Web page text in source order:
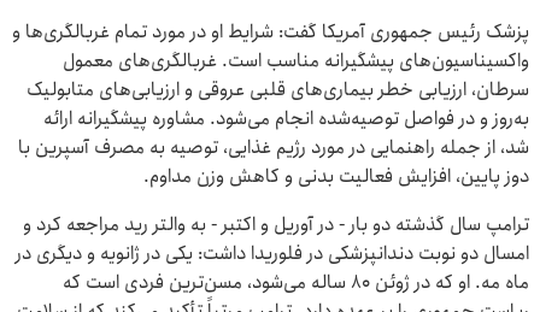
پزشک رئیس جمهوری آمریکا گفت: شرایط او در مورد تمام غربالگری‌ها و
واکسیناسیون‌های پیشگیرانه مناسب است. غربالگری‌های معمول
سرطان، ارزیابی خطر بیماری‌های قلبی عروقی و ارزیابی‌های متابولیک
به‌روز و در فواصل توصیه‌شده انجام می‌شود. مشاوره پیشگیرانه ارائه
شد، از جمله راهنمایی در مورد رژیم غذایی، توصیه به مصرف آسپرین با
دوز پایین، افزایش فعالیت بدنی و کاهش وزن مداوم.
ترامپ سال گذشته دو بار - در آوریل و اکتبر - به والتر رید مراجعه کرد و
امسال دو نوبت دندانپزشکی در فلوریدا داشت: یکی در ژانویه و دیگری در
ماه مه. او که در ژوئن ۸۰ ساله می‌شود، مسن‌ترین فردی است که